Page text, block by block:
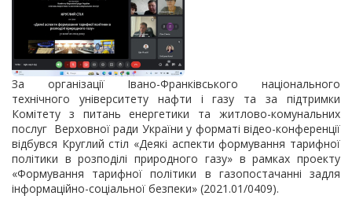
За організації Івано-Франківського національного
технічного університету нафти і газу та за підтримки
Комітету з питань енергетики та житлово-комунальних
послуг Верховної ради України у форматі відео-конференції
відбувся Круглий стіл «Деякі аспекти формування тарифної
політики в розподілі природного газу» в рамках проекту
«Формування тарифної політики в газопостачанні задля
інформаційно-соціальної безпеки» (2021.01/0409).